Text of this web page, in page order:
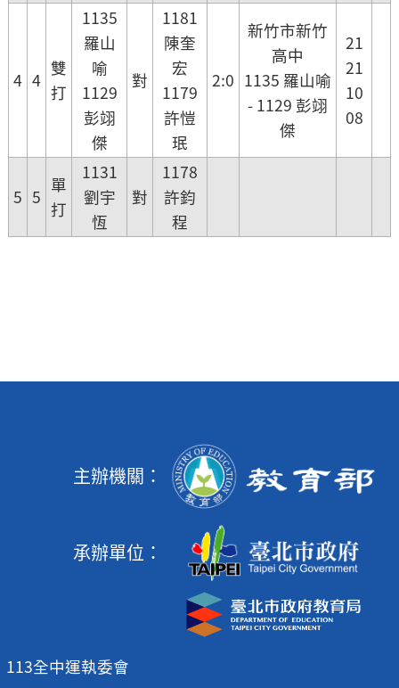
4 4
雙
打
1135
羅山
喻
1129
彭翊
傑
對
1181
陳奎
宏
1179
許愷
珉
2:0
新竹市新竹
高中
1135 羅山喻
- 1129 彭翊
傑
21
21
10
08
5 5
單
打
1131
劉宇
恆
對
1178
許鈞
程
主辦機關：
承辦單位：
113全中運執委會